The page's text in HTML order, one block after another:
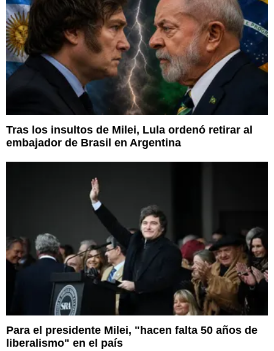
Tras los insultos de Milei, Lula ordenó retirar al
embajador de Brasil en Argentina
Para el presidente Milei, "hacen falta 50 años de
liberalismo" en el país